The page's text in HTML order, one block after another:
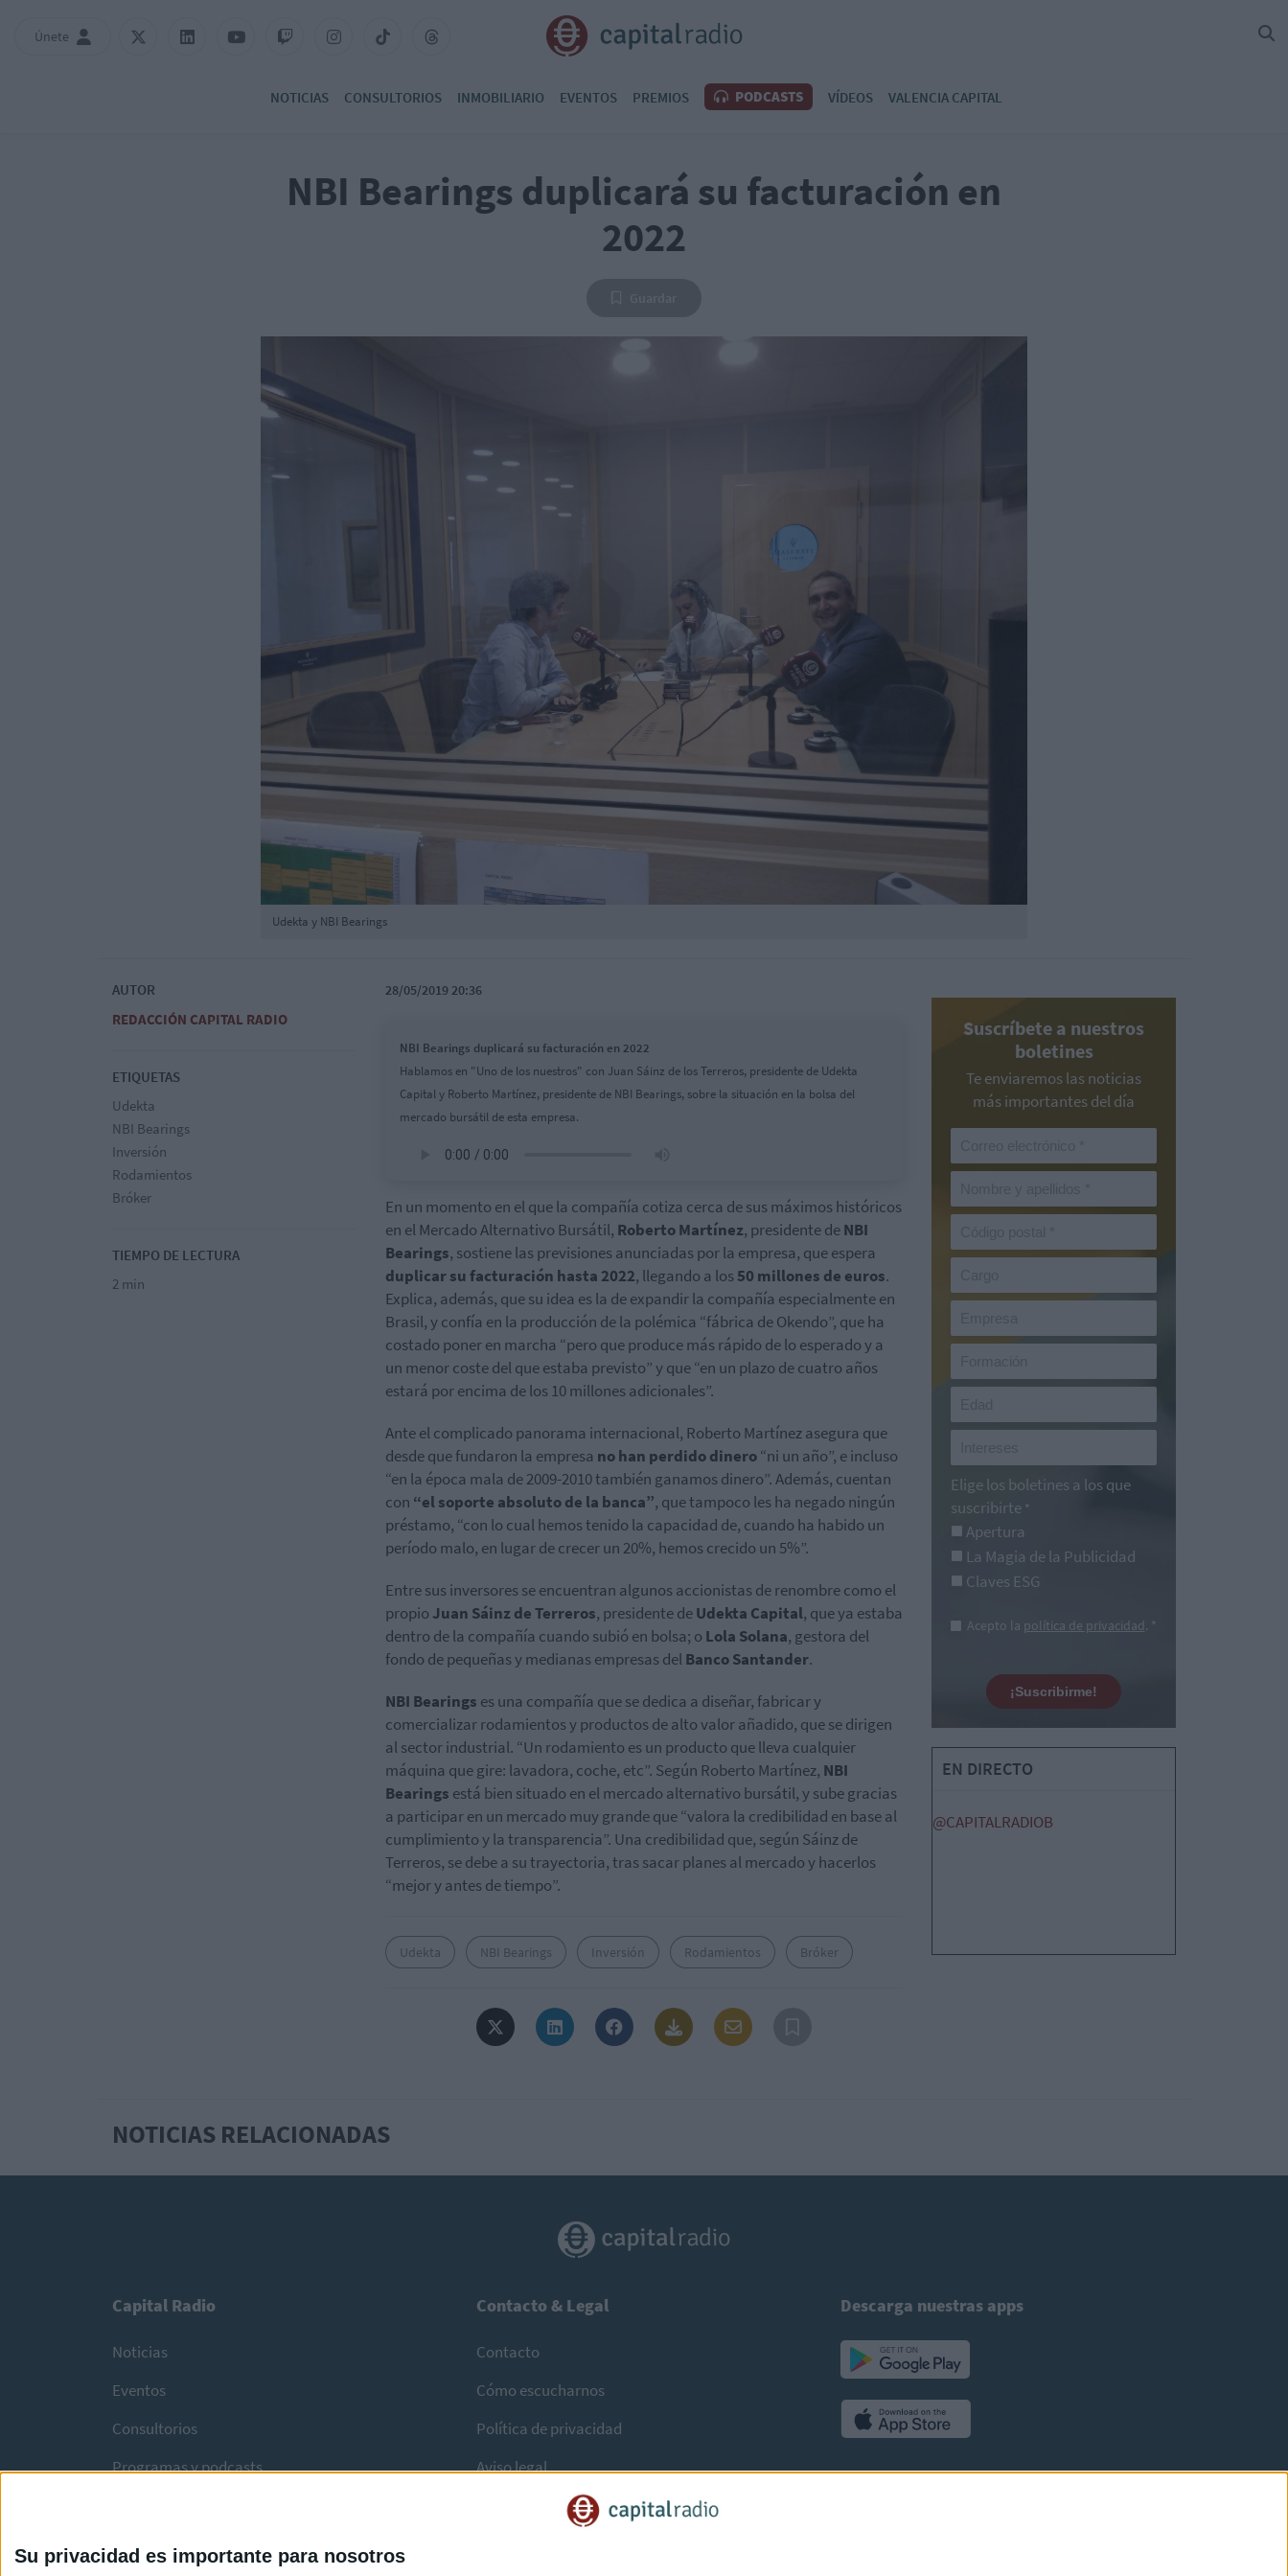
Su privacidad es importante para nosotros
Únete
NOTICIAS CONSULTORIOS INMOBILIARIO EVENTOS PREMIOS PODCASTS VÍDEOS VALENCIA CAPITAL
NBI Bearings duplicará su facturación en
2022
Udekta y NBI Bearings
AUTOR
REDACCIÓN CAPITAL RADIO
ETIQUETAS
Udekta
NBI Bearings
Inversión
Rodamientos
Bróker
TIEMPO DE LECTURA
2 min
28/05/2019 20:36
NBI Bearings duplicará su facturación en 2022
Hablamos en "Uno de los nuestros" con Juan Sáinz de los Terreros, presidente de Udekta
Capital y Roberto Martínez, presidente de NBI Bearings, sobre la situación en la bolsa del
mercado bursátil de esta empresa.
En un momento en el que la compañía cotiza cerca de sus máximos históricos
en el Mercado Alternativo Bursátil, Roberto Martínez, presidente deNBI
Bearings, sostiene las previsiones anunciadas por la empresa, que espera
duplicar su facturación hasta 2022, llegando a los50 millones de euros.
Explica, además, que su idea es la de expandir la compañía especialmente en
Brasil, y confía en la producción de la polémica “fábrica de Okendo”, que ha
costado poner en marcha “pero que produce más rápido de lo esperado y a
un menor coste del que estaba previsto” y que “en un plazo de cuatro años
estará por encima de los 10 millones adicionales”.
Ante el complicado panorama internacional, Roberto Martínez asegura que
desde que fundaron la empresa no han perdido dinero“ni un año”, e incluso
“en la época mala de 2009-2010 también ganamos dinero”. Además, cuentan
con “el soporte absoluto de la banca”, que tampoco les ha negado ningún
préstamo, “con lo cual hemos tenido la capacidad de, cuando ha habido un
período malo, en lugar de crecer un 20%, hemos crecido un 5%”.
Entre sus inversores se encuentran algunos accionistas de renombre como el
propio Juan Sáinz de Terreros, presidente deUdekta Capital, que ya estaba
dentro de la compañía cuando subió en bolsa; o Lola Solana, gestora del
fondo de pequeñas y medianas empresas delBanco Santander.
NBI Bearings es una compañía que se dedica a diseñar, fabricar y
comercializar rodamientos y productos de alto valor añadido, que se dirigen
al sector industrial. “Un rodamiento es un producto que lleva cualquier
máquina que gire: lavadora, coche, etc”. Según Roberto Martínez, NBI
Bearings está bien situado en el mercado alternativo bursátil, y sube gracias
a participar en un mercado muy grande que “valora la credibilidad en base al
cumplimiento y la transparencia”. Una credibilidad que, según Sáinz de
Terreros, se debe a su trayectoria, tras sacar planes al mercado y hacerlos
“mejor y antes de tiempo”.
Udekta NBI Bearings Inversión Rodamientos Bróker
Suscríbete a nuestros
boletines
Te enviaremos las noticias
más importantes del día
Elige los boletines a los que
suscribirte *
Apertura
La Magia de la Publicidad
Claves ESG
Acepto la política de privacidad. *
¡Suscribirme!
EN DIRECTO
@CAPITALRADIOB
NOTICIAS RELACIONADAS
Capital Radio
Noticias
Eventos
Consultorios
Programas y podcasts
Contacto & Legal
Contacto
Cómo escucharnos
Política de privacidad
Aviso legal
Descarga nuestras apps